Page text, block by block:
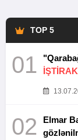
TOP 5
01
02
Elmar